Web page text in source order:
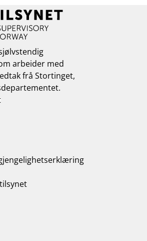
arbeider med
frå Stortinget,